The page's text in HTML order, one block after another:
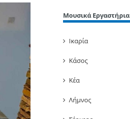
Μουσικά Εργαστήρια
Ικαρία
Κάσος
Κέα
Λήμνος